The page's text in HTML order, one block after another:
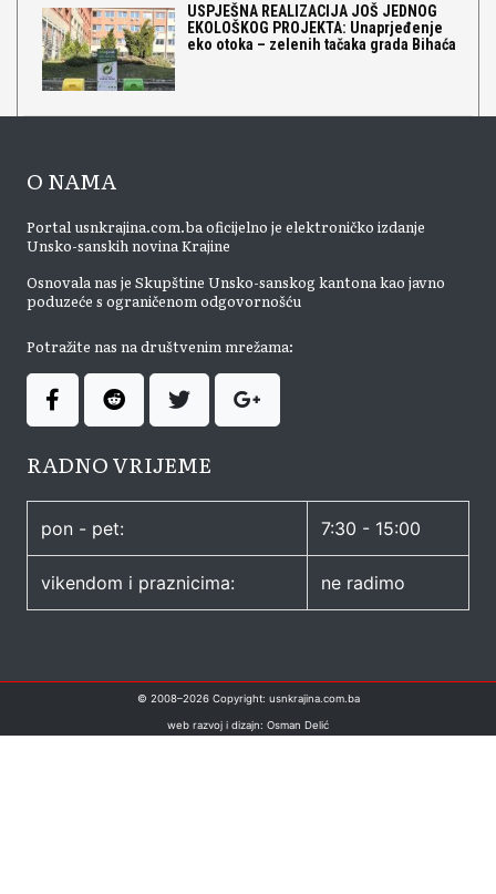
USPJEŠNA REALIZACIJA JOŠ JEDNOG
EKOLOŠKOG PROJEKTA: Unaprjeđenje
eko otoka – zelenih tačaka grada Bihaća
O NAMA
Portal usnkrajina.com.ba oficijelno je elektroničko izdanje
Unsko-sanskih novina Krajine
Osnovala nas je Skupštine Unsko-sanskog kantona kao javno
poduzeće s ograničenom odgovornošću
Potražite nas na društvenim mrežama:
RADNO VRIJEME
pon - pet: 7:30 - 15:00
vikendom i praznicima: ne radimo
© 2008–2026Copyright: usnkrajina.com.ba
web razvoj i dizajn: Osman Delić